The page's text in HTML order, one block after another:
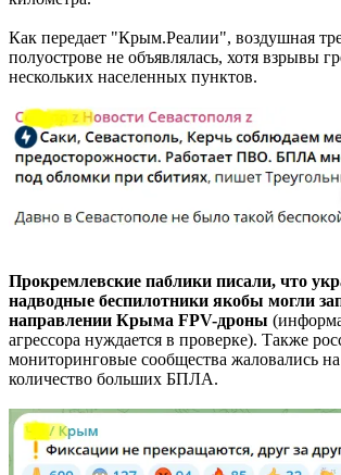
Как передает "Крым.Реалии", воздушная
полуострове не объявлялась, хотя взрывы
нескольких населенных пунктов.
Прокремлевские паблики писали, что
надводные беспилотники якобы могли
направлении Крыма FPV-дроны
агрессора нуждается в проверке). Также
мониторинговые сообщества жаловались
количество больших БПЛА.